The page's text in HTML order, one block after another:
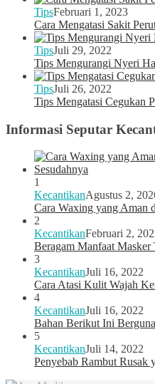
TipsFebruari 1, 2023
Cara Mengatasi Sakit
TipsJuli 29, 2022
Tips Mengurangi Nyeri
TipsJuli 26, 2022
Tips Mengatasi Cegukan
Informasi Seputar
1
KecantikanAgustus 2,
Cara Waxing yang Aman
2
KecantikanFebruari 2,
Beragam Manfaat
3
KecantikanJuli 16, 2022
Cara Atasi Kulit Wajah
4
KecantikanJuli 16, 2022
Bahan Berikut Ini
5
KecantikanJuli 14, 2022
Penyebab Rambut